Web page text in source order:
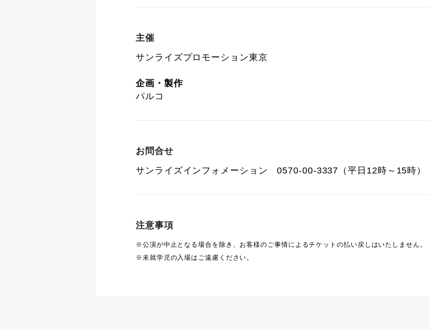
主催
サンライズプロモーション東京
企画・製作
パルコ
お問合せ
サンライズインフォメーション 0570-00-3337（平日12時～15時）
注意事項
※公演が中止となる場合を除き、お客様のご事情によるチケットの払い戻しはいたしません。
※未就学児の入場はご遠慮ください。